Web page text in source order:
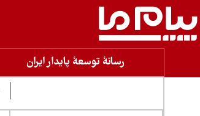
رسانۀ توسعۀ پایدار ایران